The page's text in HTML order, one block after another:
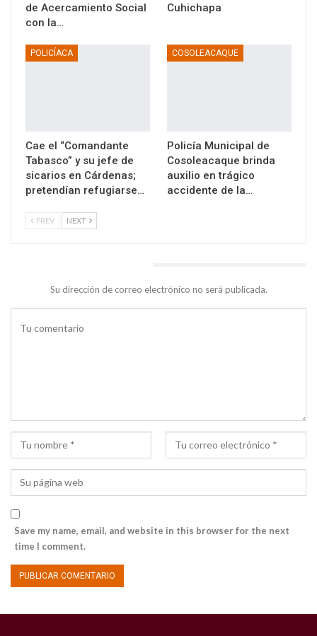
de Acercamiento Social
con la…
Cuhichapa
POLICÍACA
Cae el “Comandante
Tabasco” y su jefe de
sicarios en Cárdenas;
pretendían refugiarse…
COSOLEACAQUE
Policía Municipal de
Cosoleacaque brinda
auxilio en trágico
accidente de la…
PREV NEXT
Su dirección de correo electrónico no será publicada.
Save my name, email, and website in this browser for the next
time I comment.